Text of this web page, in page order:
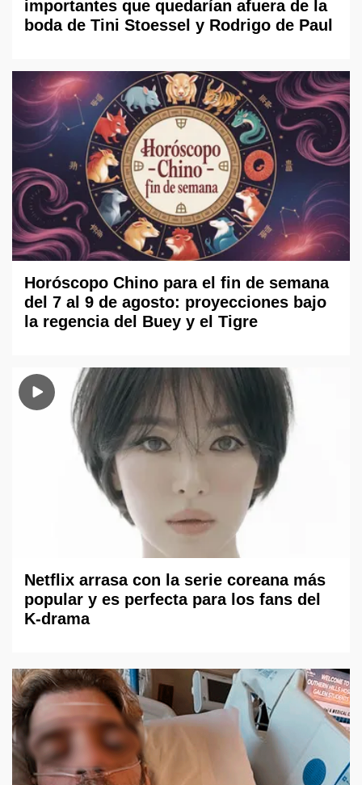
importantes que quedarían afuera de la
boda de Tini Stoessel y Rodrigo de Paul
Horóscopo Chino para el fin de semana
del 7 al 9 de agosto: proyecciones bajo
la regencia del Buey y el Tigre
Netflix arrasa con la serie coreana más
popular y es perfecta para los fans del
K-drama